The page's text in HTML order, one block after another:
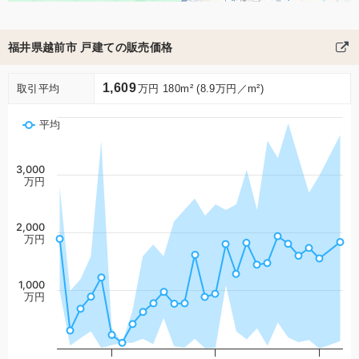
福井県越前市 戸建ての販売価格
取引平均 1,609万円 180m² (8.9万円／m²)
平均
1,000
万円
2,000
万円
3,000
万円